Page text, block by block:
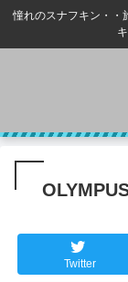
憧れのスナフキン・・
Twitter